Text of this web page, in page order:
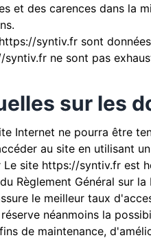
et des carences dans la
https://syntiv.fr sont
syntiv.fr ne sont pas
sur les
Internet ne pourra être
au site en utilisant
Le site https://syntiv.fr est
Règlement Général sur
le meilleur taux
néanmoins la
de maintenance,